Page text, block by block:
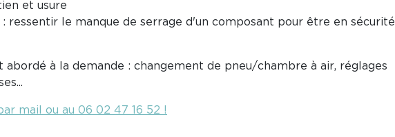
et usure
: ressentir le manque de serrage d'un composant pour être en sécurité
abordé à la demande : changement de pneu/chambre à air, réglages
mail ou au 06 02 47 16 52 !